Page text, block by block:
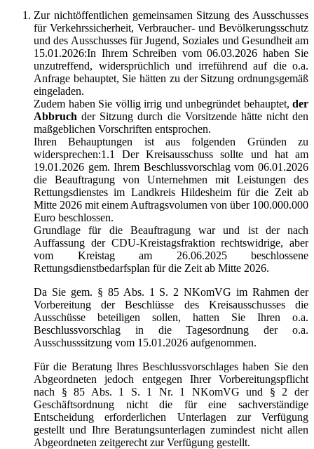
Zur nichtöffentlichen gemeinsamen Sitzung des Ausschusses
für Verkehrssicherheit, Verbraucher- und Bevölkerungsschutz
und des Ausschusses für Jugend, Soziales und Gesundheit am
15.01.2026:In Ihrem Schreiben vom 06.03.2026 haben Sie
unzutreffend, widersprüchlich und irreführend auf die o.a.
Anfrage behauptet, Sie hätten zu der Sitzung ordnungsgemäß
eingeladen.
Zudem haben Sie völlig irrig und unbegründet behauptet, der
Abbruch der Sitzung durch die Vorsitzende hätte nicht den
maßgeblichen Vorschriften entsprochen.
Ihren Behauptungen ist aus folgenden Gründen zu
widersprechen:1.1 Der Kreisausschuss sollte und hat am
19.01.2026 gem. Ihrem Beschlussvorschlag vom 06.01.2026
die Beauftragung von Unternehmen mit Leistungen des
Rettungsdienstes im Landkreis Hildesheim für die Zeit ab
Mitte 2026 mit einem Auftragsvolumen von über 100.000.000
Euro beschlossen.
Grundlage für die Beauftragung war und ist der nach
Auffassung der CDU-Kreistagsfraktion rechtswidrige, aber
vom Kreistag am 26.06.2025 beschlossene
Rettungsdienstbedarfsplan für die Zeit ab Mitte 2026.
Da Sie gem. § 85 Abs. 1 S. 2 NKomVG im Rahmen der
Vorbereitung der Beschlüsse des Kreisausschusses die
Ausschüsse beteiligen sollen, hatten Sie Ihren o.a.
Beschlussvorschlag in die Tagesordnung der o.a.
Ausschusssitzung vom 15.01.2026 aufgenommen.
Für die Beratung Ihres Beschlussvorschlages haben Sie den
Abgeordneten jedoch entgegen Ihrer Vorbereitungspflicht
nach § 85 Abs. 1 S. 1 Nr. 1 NKomVG und § 2 der
Geschäftsordnung nicht die für eine sachverständige
Entscheidung erforderlichen Unterlagen zur Verfügung
gestellt und Ihre Beratungsunterlagen zumindest nicht allen
Abgeordneten zeitgerecht zur Verfügung gestellt.